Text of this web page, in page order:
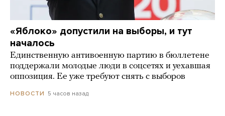
«Яблоко» допустили на выборы, и тут
началось
Единственную антивоенную партию в бюллетене
поддержали молодые люди в соцсетях и уехавшая
оппозиция. Ее уже требуют снять с выборов
НОВОСТИ 5 часов назад